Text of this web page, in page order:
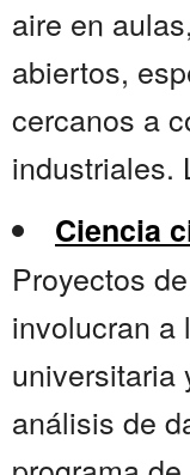
aire en
abiertos,
cercanos a
industriales.
Ciencia
Proyectos
involucran a
universitaria
análisis de